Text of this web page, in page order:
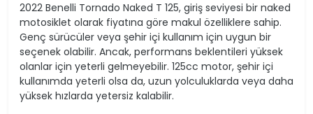
2022 Benelli Tornado Naked T 125, giriş seviyesi bir naked
motosiklet olarak fiyatına göre makul özelliklere sahip.
Genç sürücüler veya şehir içi kullanım için uygun bir
seçenek olabilir. Ancak, performans beklentileri yüksek
olanlar için yeterli gelmeyebilir. 125cc motor, şehir içi
kullanımda yeterli olsa da, uzun yolculuklarda veya daha
yüksek hızlarda yetersiz kalabilir.